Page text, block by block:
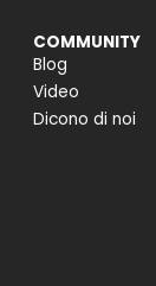
COMMUNITY
Blog
Video
Dicono di noi